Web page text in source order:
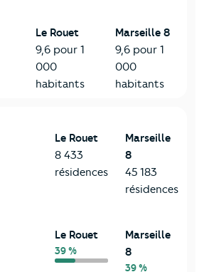
Le Rouet
9,6 pour 1
000
habitants
Marseille 8
9,6 pour 1
000
habitants
Le Rouet
8 433
résidences
Marseille
8
45 183
résidences
Le Rouet
39 %
Marseille
8
39 %